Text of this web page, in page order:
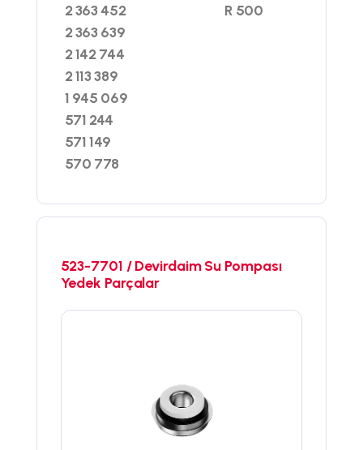
2 363 452
2 363 639
2 142 744
2 113 389
1 945 069
571 244
571 149
570 778
R 500
523-7701 / Devirdaim Su Pompası
Yedek Parçalar